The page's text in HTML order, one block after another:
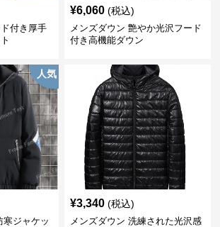
付き厚手
¥6,060 (税込)
メンズダウン 艶やか光沢フード
付き高機能ダウン
人気
寒ジャケッ
¥3,340 (税込)
メンズダウン 洗練された光沢感